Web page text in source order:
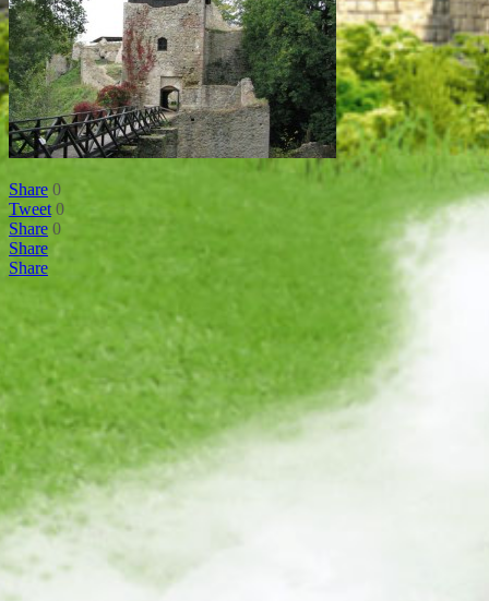
Share 0
Tweet 0
Share 0
Share
Share